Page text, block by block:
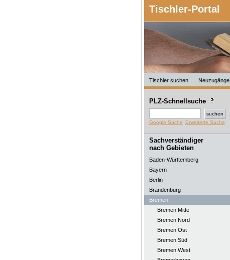
Tischler-Portal
Tischler suchen Neuzugänge
PLZ-Schnellsuche
Google Suche Erweiterte Suche
Sachverständiger
nach Gebieten
Baden-Württemberg
Bayern
Berlin
Brandenburg
Bremen
Bremen Mitte
Bremen Nord
Bremen Ost
Bremen Süd
Bremen West